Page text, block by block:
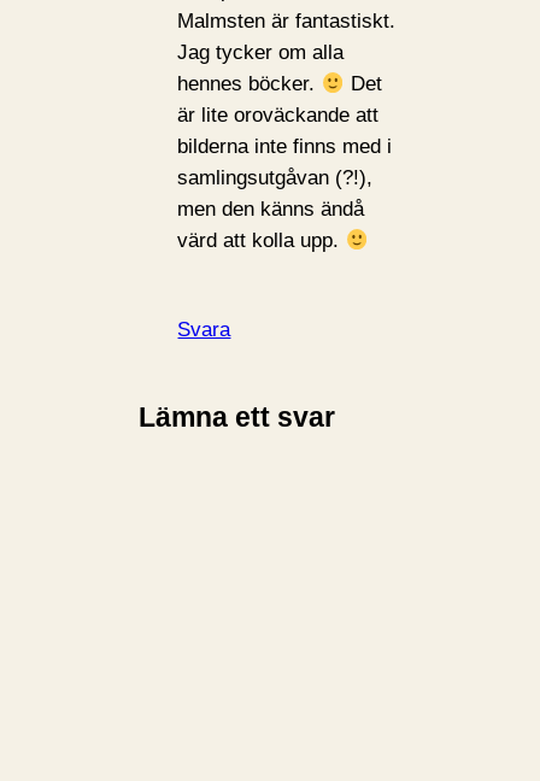
Malmsten är fantastiskt.
Jag tycker om alla
hennes böcker.
Det
är lite oroväckande att
bilderna inte finns med i
samlingsutgåvan (?!),
men den känns ändå
värd att kolla upp.
Svara
Lämna ett svar